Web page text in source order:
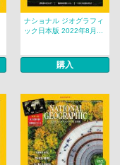
ナショナル ジオグラフィ
ック日本版 2022年8月...
購入